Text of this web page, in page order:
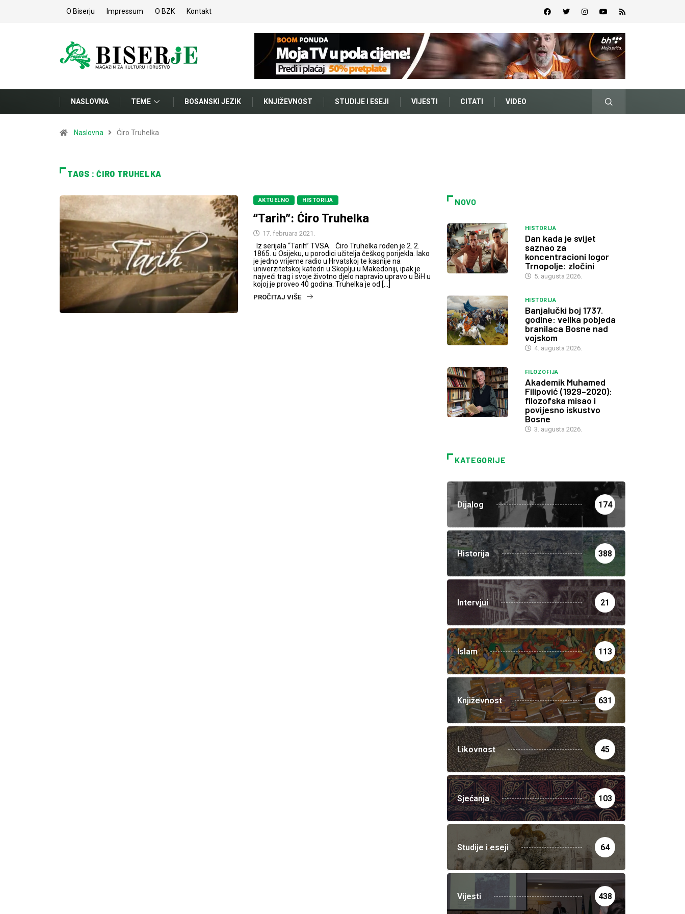
O Biserju Impressum O BZK Kontakt
NASLOVNA TEME BOSANSKI JEZIK KNJIŽEVNOST STUDIJE I ESEJI VIJESTI CITATI VIDEO
Naslovna Ćiro Truhelka
TAGS : ĆIRO TRUHELKA
AKTUELNO HISTORIJA
“Tarih”: Ćiro Truhelka
17. februara 2021.
Iz serijala “Tarih” TVSA. Ćiro Truhelka rođen je 2. 2.
1865. u Osijeku, u porodici učitelja češkog porijekla. Iako
je jedno vrijeme radio u Hrvatskoj te kasnije na
univerzitetskoj katedri u Skoplju u Makedoniji, ipak je
najveći trag i svoje životno djelo napravio upravo u BiH u
kojoj je proveo 40 godina. Truhelka je od […]
PROČITAJ VIŠE
NOVO
HISTORIJA
Dan kada je svijet
saznao za
koncentracioni logor
Trnopolje: zločini
5. augusta 2026.
HISTORIJA
Banjalučki boj 1737.
godine: velika pobjeda
branilaca Bosne nad
vojskom
4. augusta 2026.
FILOZOFIJA
Akademik Muhamed
Filipović (1929–2020):
filozofska misao i
povijesno iskustvo
Bosne
3. augusta 2026.
KATEGORIJE
Dijalog 174
Historija 388
Intervjui 21
Islam 113
Književnost 631
Likovnost 45
Sjećanja 103
Studije i eseji 64
Vijesti 438